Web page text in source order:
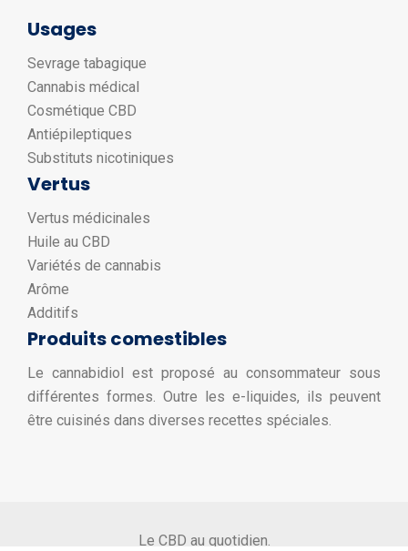
Usages
Sevrage tabagique
Cannabis médical
Cosmétique CBD
Antiépileptiques
Substituts nicotiniques
Vertus
Vertus médicinales
Huile au CBD
Variétés de cannabis
Arôme
Additifs
Produits comestibles
Le cannabidiol est proposé au consommateur sous
différentes formes. Outre les e-liquides, ils peuvent
être cuisinés dans diverses recettes spéciales.
Le CBD au quotidien.